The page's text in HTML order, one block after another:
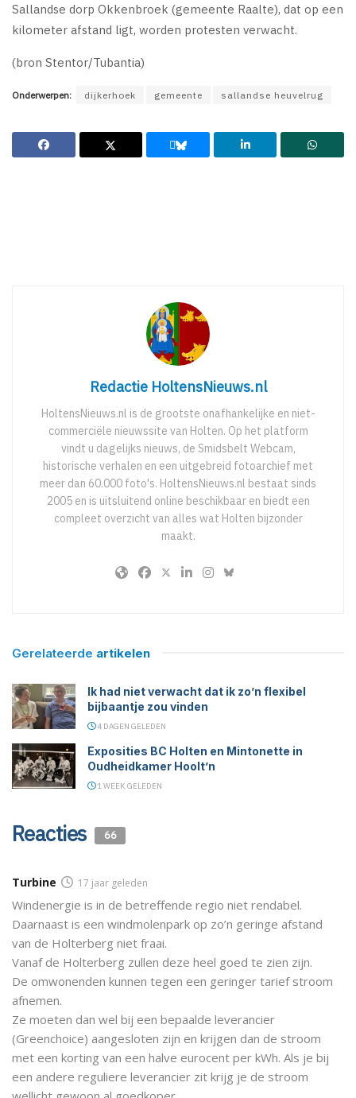
Sallandse dorp Okkenbroek (gemeente Raalte), dat op een
kilometer afstand ligt, worden protesten verwacht.
(bron Stentor/Tubantia)
Onderwerpen: dijkerhoek gemeente sallandse heuvelrug
Redactie HoltensNieuws.nl
HoltensNieuws.nl is de grootste onafhankelijke en niet-
commerciële nieuwssite van Holten. Op het platform
vindt u dagelijks nieuws, de Smidsbelt Webcam,
historische verhalen en een uitgebreid fotoarchief met
meer dan 60.000 foto's. HoltensNieuws.nl bestaat sinds
2005 en is uitsluitend online beschikbaar en biedt een
compleet overzicht van alles wat Holten bijzonder
maakt.
Gerelateerde artikelen
Ik had niet verwacht dat ik zo’n flexibel
bijbaantje zou vinden
4 DAGEN GELEDEN
Exposities BC Holten en Mintonette in
Oudheidkamer Hoolt’n
1 WEEK GELEDEN
Reacties 66
Turbine 17 jaar geleden
Windenergie is in de betreffende regio niet rendabel.
Daarnaast is een windmolenpark op zo’n geringe afstand
van de Holterberg niet fraai.
Vanaf de Holterberg zullen deze heel goed te zien zijn.
De omwonenden kunnen tegen een geringer tarief stroom
afnemen.
Ze moeten dan wel bij een bepaalde leverancier
(Greenchoice) aangesloten zijn en krijgen dan de stroom
met een korting van een halve eurocent per kWh. Als je bij
een andere reguliere leverancier zit krijg je de stroom